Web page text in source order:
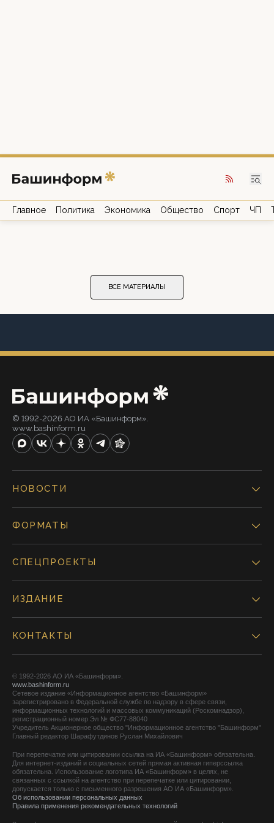
Главное Политика Экономика Общество Спорт ЧП
ВСЕ МАТЕРИАЛЫ
© 1992-2026 АО ИА «Башинформ».
www.bashinform.ru
НОВОСТИ
ФОРМАТЫ
СПЕЦПРОЕКТЫ
ИЗДАНИЕ
КОНТАКТЫ
© 1992-2026 АО ИА «Башинформ».
www.bashinform.ru
Сетевое издание «Информационное агентство «Башинформ»
зарегистрировано в Федеральной службе по надзору в сфере связи,
информационных технологий и массовых коммуникаций (Роскомнадзор),
регистрационный номер Эл № ФС77-88040
Учредитель Акционерное общество "Информационное агентство "Башинформ"
Главный редактор Шарафутдинов Руслан Михайлович
При перепечатке или цитировании ссылка на ИА «Башинформ» обязательна.
Для интернет-изданий и социальных сетей прямая активная гиперссылка
обязательна. Использование логотипа ИА «Башинформ» в целях, не
связанных с ссылкой на агентство при перепечатке или цитировании,
допускается только с письменного разрешения АО ИА «Башинформ».
Об использовании персональных данных
Правила применения рекомендательных технологий